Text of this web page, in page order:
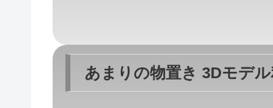
あまりの物置き 3Dモデ